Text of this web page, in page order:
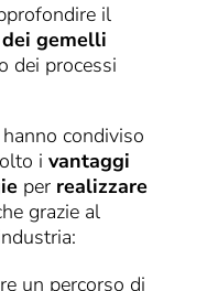
il
gemelli
dei processi
condiviso
i vantaggi
per realizzare
grazie al
un percorso di